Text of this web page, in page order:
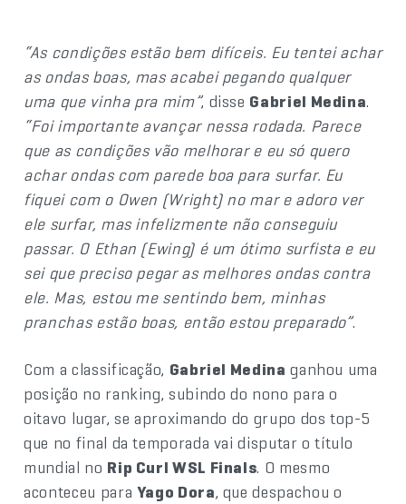
“As condições estão bem difíceis. Eu tentei achar
as ondas boas, mas acabei pegando qualquer
uma que vinha pra mim”, disse Gabriel Medina.
“Foi importante avançar nessa rodada. Parece
que as condições vão melhorar e eu só quero
achar ondas com parede boa para surfar. Eu
fiquei com o Owen (Wright) no mar e adoro ver
ele surfar, mas infelizmente não conseguiu
passar. O Ethan (Ewing) é um ótimo surfista e eu
sei que preciso pegar as melhores ondas contra
ele. Mas, estou me sentindo bem, minhas
pranchas estão boas, então estou preparado”.
Com a classificação, Gabriel Medina ganhou uma
posição no ranking, subindo do nono para o
oitavo lugar, se aproximando do grupo dos top-5
que no final da temporada vai disputar o título
mundial no Rip Curl WSL Finals. O mesmo
aconteceu para Yago Dora, que despachou o